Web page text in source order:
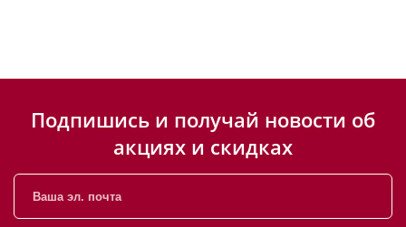
Подпишись и получай новости об
акциях и скидках